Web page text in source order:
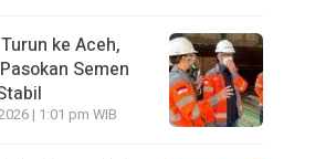
ke Aceh,
Semen
| 1:01 pm WIB